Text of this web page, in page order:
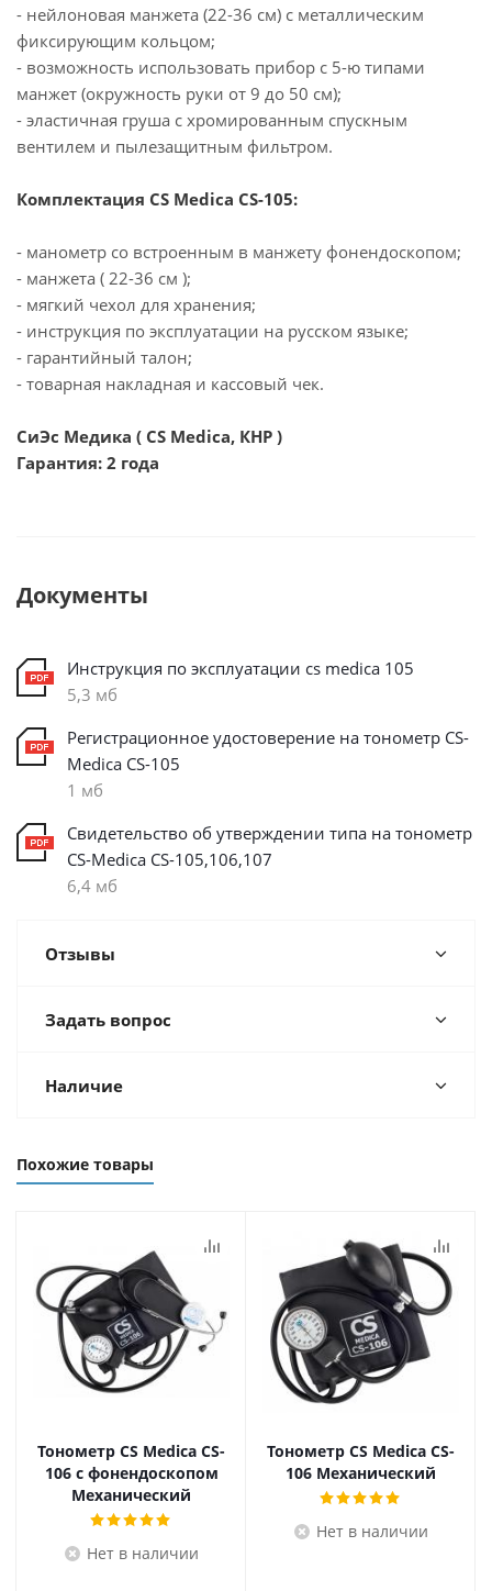
- нейлоновая манжета (22-36 см) с металлическим
фиксирующим кольцом;
- возможность использовать прибор с 5-ю типами
манжет (окружность руки от 9 до 50 см);
- эластичная груша с хромированным спускным
вентилем и пылезащитным фильтром.
Комплектация CS Medica CS-105:
- манометр со встроенным в манжету фонендоскопом;
- манжета ( 22-36 см );
- мягкий чехол для хранения;
- инструкция по эксплуатации на русском языке;
- гарантийный талон;
- товарная накладная и кассовый чек.
СиЭс Медика ( CS Medica, КНР )
Гарантия: 2 года
Документы
Инструкция по эксплуатации cs medica 105
5,3 мб
Регистрационное удостоверение на тонометр CS-
Medica CS-105
1 мб
Свидетельство об утверждении типа на тонометр
CS-Medica CS-105,106,107
6,4 мб
Отзывы
Задать вопрос
Наличие
Похожие товары
Тонометр CS Medica CS-
106 с фонендоскопом
Механический
Нет в наличии
Тонометр CS Medica CS-
106 Механический
Нет в наличии